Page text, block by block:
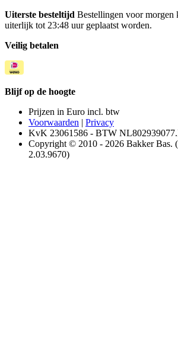
Uiterste besteltijd Bestellingen voor morgen
uiterlijk tot 23:48 uur geplaatst worden.
Veilig betalen
Blijf op de hoogte
Prijzen in Euro incl. btw
Voorwaarden | Privacy
KvK 23061586 - BTW
Copyright © 2010 - 2026 Bakker Bas.
2.03.9670)